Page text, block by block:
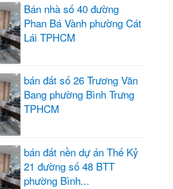
Bán nhà số 40 đường
Phan Bá Vành phường Cát
Lái TPHCM
bán đất số 26 Trương Văn
Bang phường Bình Trưng
TPHCM
bán đất nền dự án Thế Kỷ
21 đường số 48 BTT
phường Bình...